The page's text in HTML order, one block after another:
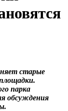
старые
парка
обсуждения